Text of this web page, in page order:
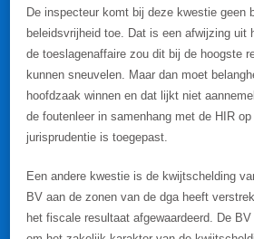
De inspecteur komt bij deze kwestie geen
beleidsvrijheid toe. Dat is een afwijzing uit
de toeslagenaffaire zou dit bij de hoogste
kunnen sneuvelen. Maar dan moet
hoofdzaak winnen en dat lijkt niet
de foutenleer in samenhang met de HIR
jurisprudentie is toegepast.
Een andere kwestie is de kwijtschelding
BV aan de zonen van de dga heeft
het fiscale resultaat afgewaardeerd. De